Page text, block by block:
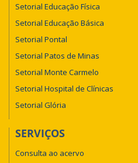
Setorial Educação Física
Setorial Educação Básica
Setorial Pontal
Setorial Patos de Minas
Setorial Monte Carmelo
Setorial Hospital de Clínicas
Setorial Glória
SERVIÇOS
Consulta ao acervo